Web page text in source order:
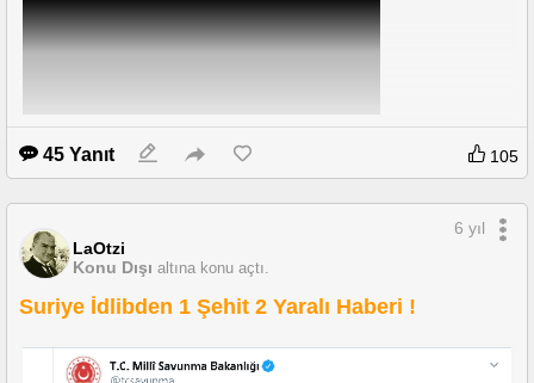
45 Yanıt 105
LaOtzi
Konu Dışı altına konu açtı.
6 yıl
Suriye İdlibden 1 Şehit 2 Yaralı Haberi !